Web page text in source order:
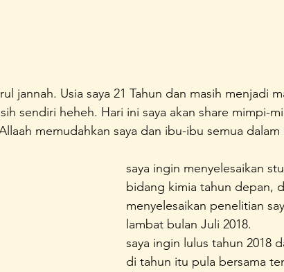
Konferensi Perempuan Indonesia A Home
jannah. Usia saya 21 Tahun dan masih menjadi
sendiri heheh. Hari ini saya akan share mimpi-
memudahkan saya dan ibu-ibu semua dalam
saya ingin menyelesaikan
bidang kimia tahun depan,
menyelesaikan penelitian
lambat bulan Juli 2018.
saya ingin lulus tahun 2018
di tahun itu pula bersama